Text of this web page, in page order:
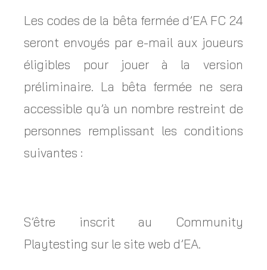
Les codes de la bêta fermée d’EA FC 24
seront envoyés par e-mail aux joueurs
éligibles pour jouer à la version
préliminaire. La bêta fermée ne sera
accessible qu’à un nombre restreint de
personnes remplissant les conditions
suivantes :
S’être inscrit au Community
Playtesting sur le site web d’EA.